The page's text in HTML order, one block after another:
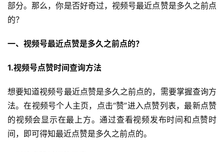
部分。那么，你是否好奇过，视频号最近点赞是多久之前点
的？
一、视频号最近点赞是多久之前点的？
1.视频号点赞时间查询方法
想要知道视频号最近点赞是多久之前点的，需要掌握查询方
法。在视频号个人主页，点击“赞”进入点赞列表，最新点赞
的视频会显示在最上方。通过查看视频发布时间和点赞时
间，即可得知最近点赞是多久之前点的。